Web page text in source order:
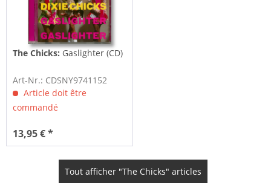
The Chicks: Gaslighter (CD)
Art-Nr.: CDSNY9741152
Article doit être
commandé
13,95 € *
Tout afficher "The Chicks" articles